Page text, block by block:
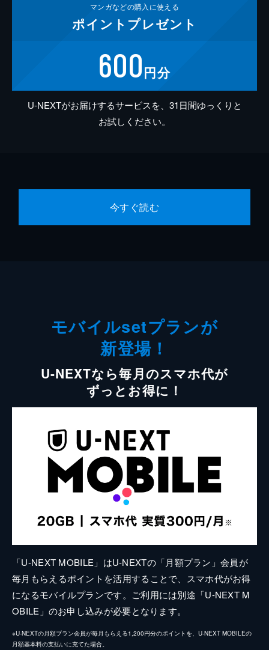
マンガなどの購入に使える
ポイント プレゼント
600円分
U-NEXTがお届けするサービスを、31日間ゆっくりと
お試しください。
今すぐ読む
モバイルsetプランが
新登場！
U-NEXTなら毎月のスマホ代が
ずっとお得に！
「U-NEXT MOBILE」はU-NEXTの「月額プラン」会員が
毎月もらえるポイントを活用することで、スマホ代がお得
になるモバイルプランです。ご利用には別途「U-NEXT M
OBILE」のお申し込みが必要となります。
※U-NEXTの月額プラン会員が毎月もらえる1,200円分のポイントを、U-NEXT MOBILEの
月額基本料の支払いに充てた場合。